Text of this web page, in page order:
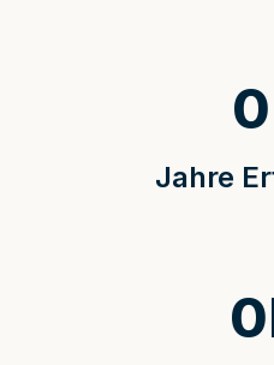
Jahre
0
0